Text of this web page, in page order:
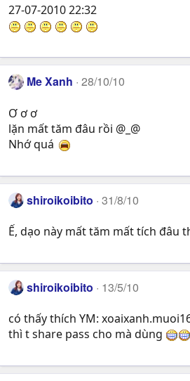
27-07-2010 22:32
Me Xanh 28/10/10
Ơ ơ ơ
lặn mất tăm đâu rồi @_@
Nhớ quá
shiroikoibito 31/8/10
Ế, dạo này mất tăm mất tích đâu
shiroikoibito 13/5/10
có thấy thích YM:
thì t share pass cho mà dùng